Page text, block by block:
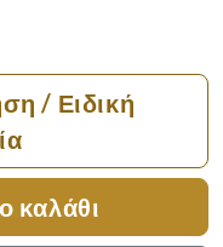
/ Ειδική
καλάθι